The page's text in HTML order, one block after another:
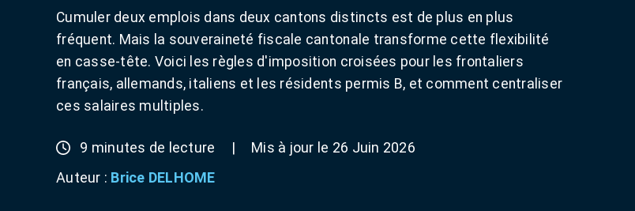
Cumuler deux emplois dans deux cantons distincts est de plus en plus
fréquent. Mais la souveraineté fiscale cantonale transforme cette flexibilité
en casse-tête. Voici les règles d'imposition croisées pour les frontaliers
français, allemands, italiens et les résidents permis B, et comment centraliser
ces salaires multiples.
9 minutes de lecture |
Mis à jour le 26 Juin 2026
Auteur : Brice DELHOME